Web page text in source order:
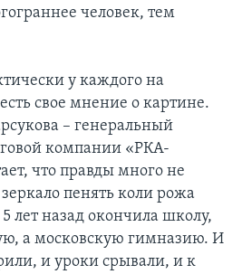
человек, тем
у каждого на
свое мнение о картине.
– генеральный
компании «РКА-
что правды много не
пенять коли рожа
лет назад окончила школу,
а московскую гимназию. И
и уроки срывали, и к